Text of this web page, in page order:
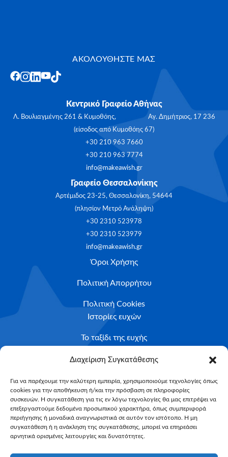
Διαχείριση Συγκατάθεσης
Για να παρέχουμε την καλύτερη εμπειρία, χρησιμοποιούμε τεχνολογίες όπως
cookies για την αποθήκευση ή/και την πρόσβαση σε πληροφορίες
συσκευών. Η συγκατάθεση για τις εν λόγω τεχνολογίες θα μας επιτρέψει να
επεξεργαστούμε δεδομένα προσωπικού χαρακτήρα, όπως συμπεριφορά
περιήγησης ή μοναδικά αναγνωριστικά σε αυτόν τον ιστότοπο. Η μη
συγκατάθεση ή η ανάκληση της συγκατάθεσης, μπορεί να επηρεάσει
αρνητικά ορισμένες λειτουργίες και δυνατότητες.
ΑΚΟΛΟΥΘΗΣΤΕ ΜΑΣ
Κεντρικό Γραφείο Αθήνας
Λ. Βουλιαγμένης 261 & Κυμοθόης, Αγ. Δημήτριος, 17 236
(είσοδος από Κυμοθόης 67)
+30 210 963 7660
+30 210 963 7774
info@makeawish.gr
Γραφείο Θεσσαλονίκης
Αρτέμιδος 23-25, Θεσσαλονίκη, 54644
(πλησίον Μετρό Ανάληψη)
+30 2310 523978
+30 2310 523979
info@makeawish.gr
Όροι Χρήσης
Πολιτική Απορρήτου
Πολιτική Cookies
Ιστορίες ευχών
Το ταξίδι της ευχής
Κριτήρια Καταλληλότητας
Υποβολή Αιτήματος
NEWSLETTER
Email*